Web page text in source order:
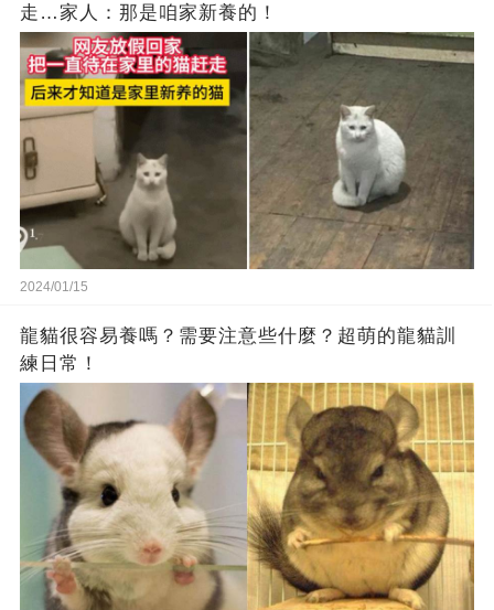
走…家人：那是咱家新養的！
2024/01/15
龍貓很容易養嗎？需要注意些什麼？超萌的龍貓訓
練日常！